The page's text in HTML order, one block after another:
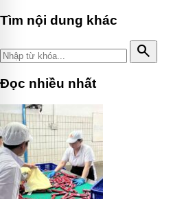
Tìm nội dung khác
search
Đọc nhiều nhất